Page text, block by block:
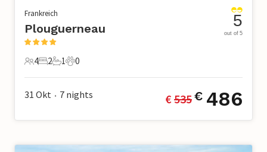
Frankreich
Plouguerneau
4 Gäste
4
2 Schlafzimmer
2
1 Badezimmer
1
0 Haustiere
0
5
out of 5
31 Okt • 7 nights € 535€ 486